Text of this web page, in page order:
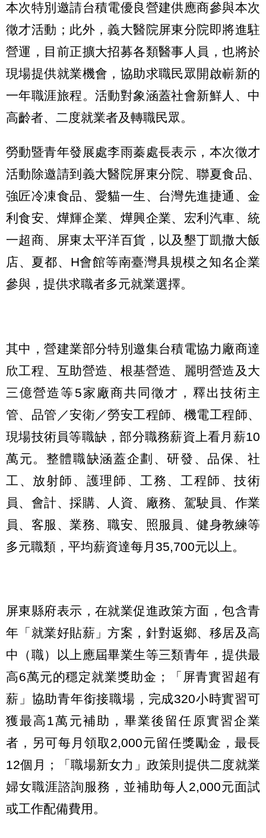
本次特別邀請台積電優良營建供應商參與本次
徵才活動；此外，義大醫院屏東分院即將進駐
營運，目前正擴大招募各類醫事人員，也將於
現場提供就業機會，協助求職民眾開啟嶄新的
一年職涯旅程。活動對象涵蓋社會新鮮人、中
高齡者、二度就業者及轉職民眾。
勞動暨青年發展處李雨蓁處長表示，本次徵才
活動除邀請到義大醫院屏東分院、聯夏食品、
強匠冷凍食品、愛貓一生、台灣先進捷通、金
利食安、燁輝企業、燁興企業、宏利汽車、統
一超商、屏東太平洋百貨，以及墾丁凱撒大飯
店、夏都、H會館等南臺灣具規模之知名企業
參與，提供求職者多元就業選擇。
其中，營建業部分特別邀集台積電協力廠商達
欣工程、互助營造、根基營造、麗明營造及大
三億營造等5家廠商共同徵才，釋出技術主
管、品管／安衛／勞安工程師、機電工程師、
現場技術員等職缺，部分職務薪資上看月薪10
萬元。整體職缺涵蓋企劃、研發、品保、社
工、放射師、護理師、工務、工程師、技術
員、會計、採購、人資、廠務、駕駛員、作業
員、客服、業務、職安、照服員、健身教練等
多元職類，平均薪資達每月35,700元以上。
屏東縣府表示，在就業促進政策方面，包含青
年「就業好貼薪」方案，針對返鄉、移居及高
中（職）以上應屆畢業生等三類青年，提供最
高6萬元的穩定就業獎助金；「屏青實習超有
薪」協助青年銜接職場，完成320小時實習可
獲最高1萬元補助，畢業後留任原實習企業
者，另可每月領取2,000元留任獎勵金，最長
12個月；「職場新女力」政策則提供二度就業
婦女職涯諮詢服務，並補助每人2,000元面試
或工作配備費用。